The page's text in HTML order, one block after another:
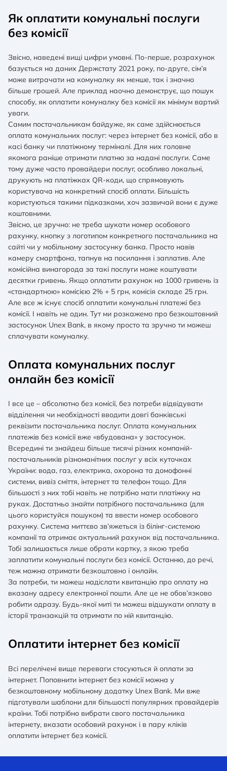
Як оплатити комунальні послуги
без комісії
Звісно, наведені вищі цифри умовні. По-перше, розрахунок
базується на даних Держстату 2021 року, по-друге, сім’я
може витрачати на комуналку як менше, так і значно
більше грошей. Але приклад наочно демонструє, що пошук
способу, як оплатити комуналку без комісії як мінімум вартий
уваги.
Самим постачальникам байдуже, як саме здійснюється
оплата комунальних послуг: через інтернет без комісії, або в
касі банку чи платіжному терміналі. Для них головне
якомога раніше отримати платню за надані послуги. Саме
тому дуже часто провайдери послуг, особливо локальні,
друкують на платіжках QR-коди, що спрямовують
користувача на конкретний спосіб оплати. Більшість
користуються такими підказками, хоч зазвичай вони є дуже
коштовними.
Звісно, це зручно: не треба шукати номер особового
рахунку, кнопку з логотипом конкретного постачальника на
сайті чи у мобільному застосунку банка. Просто навів
камеру смартфона, тапнув на посилання і заплатив. Але
комісійна винагорода за такі послуги може коштувати
десятки гривень. Якщо оплатити рахунок на 1000 гривень із
«стандартною» комісією 2% + 5 грн, комісія складе 25 грн.
Але все ж існує спосіб оплатити комунальні платежі без
комісії. І навіть не один. Тут ми розкажемо про безкоштовний
застосунок Unex Bank, в якому просто та зручно ти можеш
сплачувати комуналку.
Оплата комунальних послуг
онлайн без комісії
І все це – абсолютно без комісії, без потреби відвідувати
відділення чи необхідності вводити довгі банківські
реквізити постачальника послуг. Оплата комунальних
платежів без комісії вже «вбудована» у застосунок.
Всередині ти знайдеш більше тисячі різних компаній-
постачальників різноманітних послуг у всіх куточках
України: вода, газ, електрика, охорона та домофонні
системи, вивіз сміття, інтернет та телефон тощо. Для
більшості з них тобі навіть не потрібно мати платіжку на
руках. Достатньо знайти потрібного постачальника (для
цього користуйся пошуком) та ввести номер особового
рахунку. Система миттєво зв’яжеться із білінг-системою
компанії та отримає актуальний рахунок від постачальника.
Тобі залишається лише обрати картку, з якою треба
заплатити комунальні послуги без комісії. Останню, до речі,
теж можна отримати безкоштовно і онлайн.
За потреби, ти можеш надіслати квитанцію про оплату на
вказану адресу електронної пошти. Але це не обов’язково
робити одразу. Будь-якої миті ти можеш відшукати оплату в
історії транзакцій та отримати по ній квитанцію.
Оплатити інтернет без комісії
Всі перелічені вище переваги стосуються й оплати за
інтернет. Поповнити інтернет без комісії можна у
безкоштовному мобільному додатку Unex Bank. Ми вже
підготували шаблони для більшості популярних провайдерів
країни. Тобі потрібно вибрати свого постачальника
інтернету, вказати особовий рахунок і в пару кліків
оплатити інтернет без комісії.